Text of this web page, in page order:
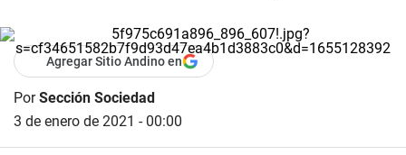
Agregar Sitio Andino en
PorSección Sociedad
3 de enero de 2021 - 00:00